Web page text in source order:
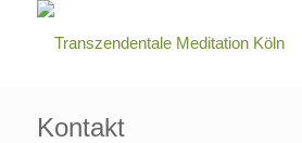
Kontakt